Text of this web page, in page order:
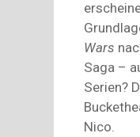
Wars
Saga –
Serien?
Nico.